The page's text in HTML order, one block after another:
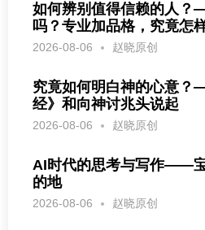
如何辨别值得信赖的人
吗？专业加品格，究竟怎
2026-08-06 赵晓原创
究竟如何明白神的心意
经》和向神讨兆头说起
2026-08-06 赵晓原创
AI时代的思考与写作——
的地
2026-08-06 赵晓原创